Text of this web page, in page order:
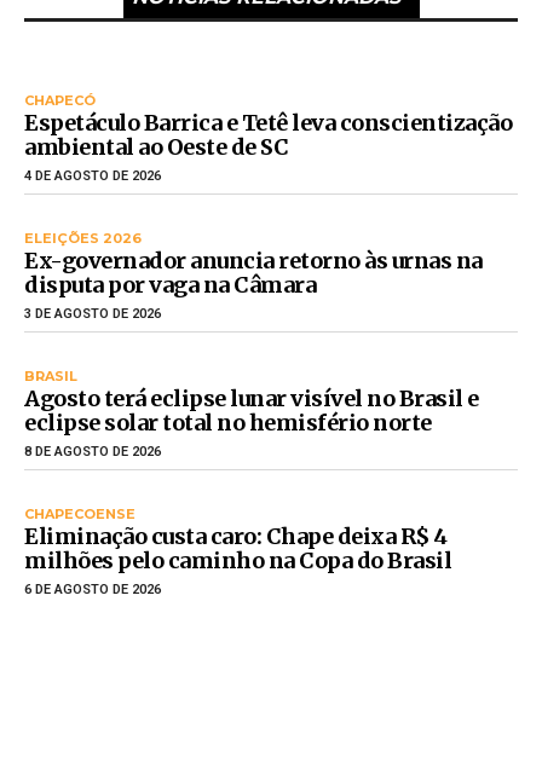
CHAPECÓ
Espetáculo Barrica e Tetê leva conscientização
ambiental ao Oeste de SC
4 DE AGOSTO DE 2026
ELEIÇÕES 2026
Ex-governador anuncia retorno às urnas na
disputa por vaga na Câmara
3 DE AGOSTO DE 2026
BRASIL
Agosto terá eclipse lunar visível no Brasil e
eclipse solar total no hemisfério norte
8 DE AGOSTO DE 2026
CHAPECOENSE
Eliminação custa caro: Chape deixa R$ 4
milhões pelo caminho na Copa do Brasil
6 DE AGOSTO DE 2026